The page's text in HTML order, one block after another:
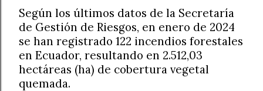
Según los últimos datos de la Secretaría
de Gestión de Riesgos, en enero de 2024
se han registrado 122 incendios forestales
en Ecuador, resultando en 2.512,03
hectáreas (ha) de cobertura vegetal
quemada.